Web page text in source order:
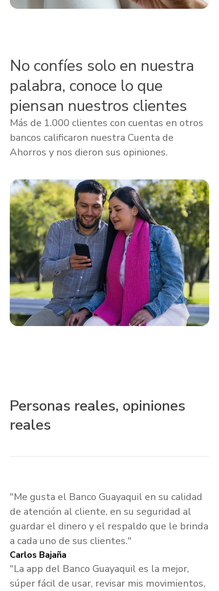
No confíes solo en nuestra
palabra, conoce lo que
piensan nuestros clientes
Más de 1.000 clientes con cuentas en otros
bancos calificaron nuestra Cuenta de
Ahorros y nos dieron sus opiniones.
Personas reales, opiniones
reales
"Me gusta el Banco Guayaquil en su calidad
de atención al cliente, en su seguridad al
guardar el dinero y el respaldo que le brinda
a cada uno de sus clientes."
Carlos Bajaña
"La app del Banco Guayaquil es la mejor,
súper fácil de usar, revisar mis movimientos,